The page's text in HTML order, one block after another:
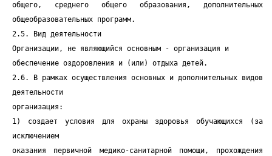
общего, среднего общего образования, дополнительных
общеобразовательных программ.
2.5. Вид деятельности
Организации, не являющийся основным - организация и
обеспечение оздоровления и (или) отдыха детей.
2.6. В рамках осуществления основных и дополнительных видов
деятельности
организация:
1) создает условия для охраны здоровья обучающихся (за
исключением
оказания первичной медико-санитарной помощи, прохождения